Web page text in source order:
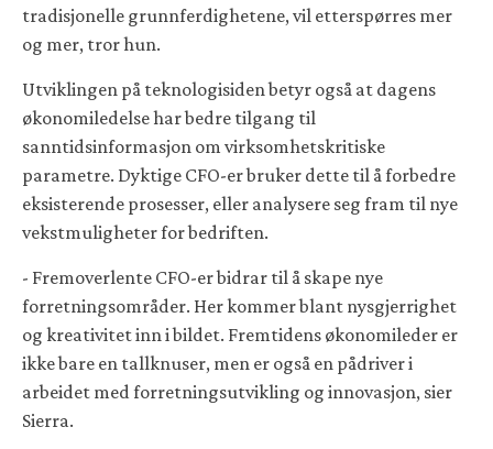
tradisjonelle grunnferdighetene, vil etterspørres mer
og mer, tror hun.
Utviklingen på teknologisiden betyr også at dagens
økonomiledelse har bedre tilgang til
sanntidsinformasjon om virksomhetskritiske
parametre. Dyktige CFO-er bruker dette til å forbedre
eksisterende prosesser, eller analysere seg fram til nye
vekstmuligheter for bedriften.
- Fremoverlente CFO-er bidrar til å skape nye
forretningsområder. Her kommer blant nysgjerrighet
og kreativitet inn i bildet. Fremtidens økonomileder er
ikke bare en tallknuser, men er også en pådriver i
arbeidet med forretningsutvikling og innovasjon, sier
Sierra.